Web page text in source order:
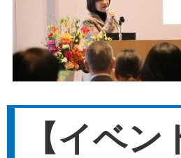
【イベン